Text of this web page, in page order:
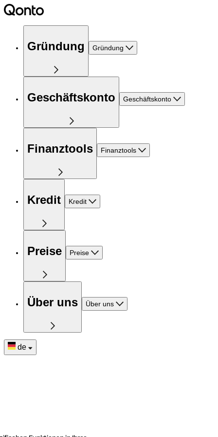
Gründung Gründung
Geschäftskonto Geschäftskonto
Finanztools Finanztools
Kredit Kredit
Preise Preise
Über uns Über uns
de